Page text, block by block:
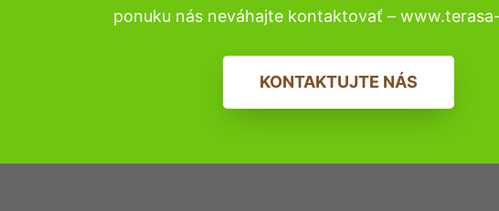
ponuku nás neváhajte kontaktovať –
KONTAKTUJTE NÁS